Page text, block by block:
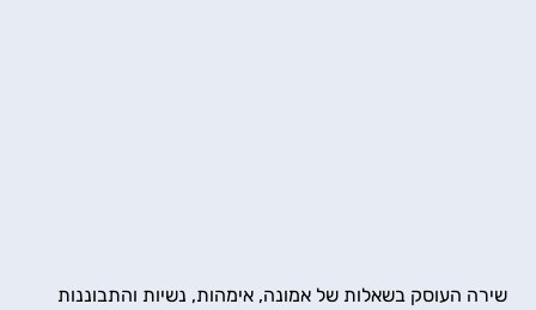
שירה העוסק בשאלות של אמונה, אימהות, נשיות והתבוננות